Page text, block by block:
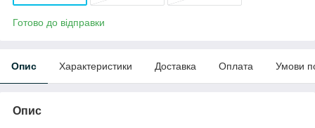
Готово до відправки
Опис Характеристики Доставка Оплата Умови
Опис